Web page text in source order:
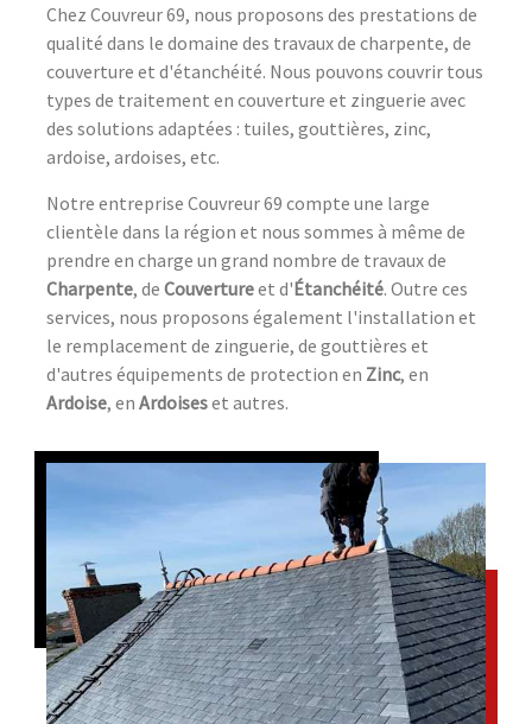
Chez Couvreur 69, nous proposons des prestations de
qualité dans le domaine des travaux de charpente, de
couverture et d'étanchéité. Nous pouvons couvrir tous
types de traitement en couverture et zinguerie avec
des solutions adaptées : tuiles, gouttières, zinc,
ardoise, ardoises, etc.
Notre entreprise Couvreur 69 compte une large
clientèle dans la région et nous sommes à même de
prendre en charge un grand nombre de travaux de
Charpente, de Couvertureet d'Étanchéité. Outre ces
services, nous proposons également l'installation et
le remplacement de zinguerie, de gouttières et
d'autres équipements de protection en Zinc, en
Ardoise, en Ardoiseset autres.